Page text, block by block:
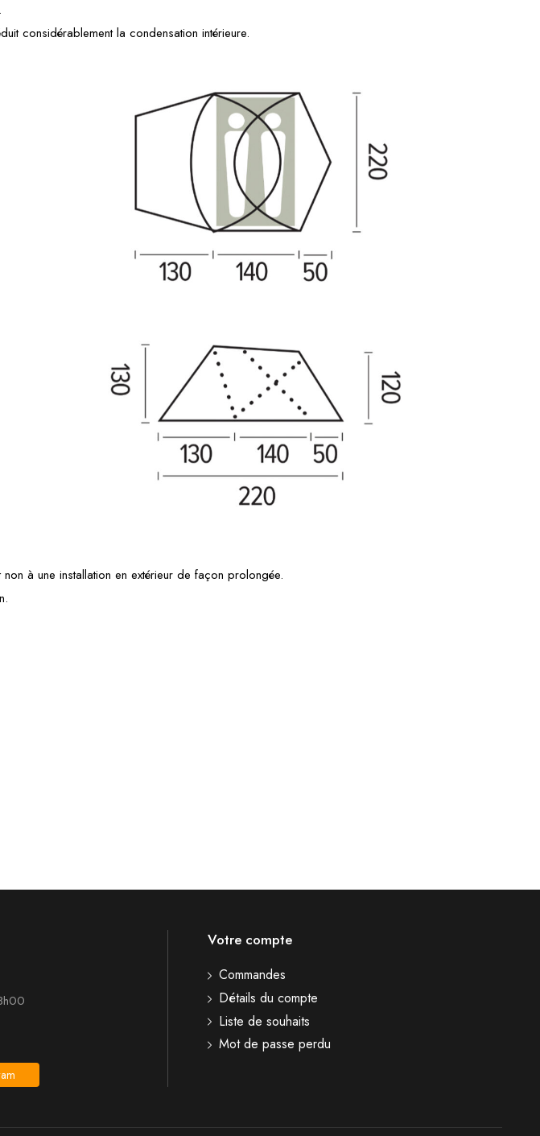
considérablement la condensation intérieure.
à une installation en extérieur de façon prolongée.
Votre compte
Commandes
Détails du compte
Liste de souhaits
Mot de passe perdu